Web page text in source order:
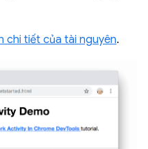
chi tiết của tài nguyên.